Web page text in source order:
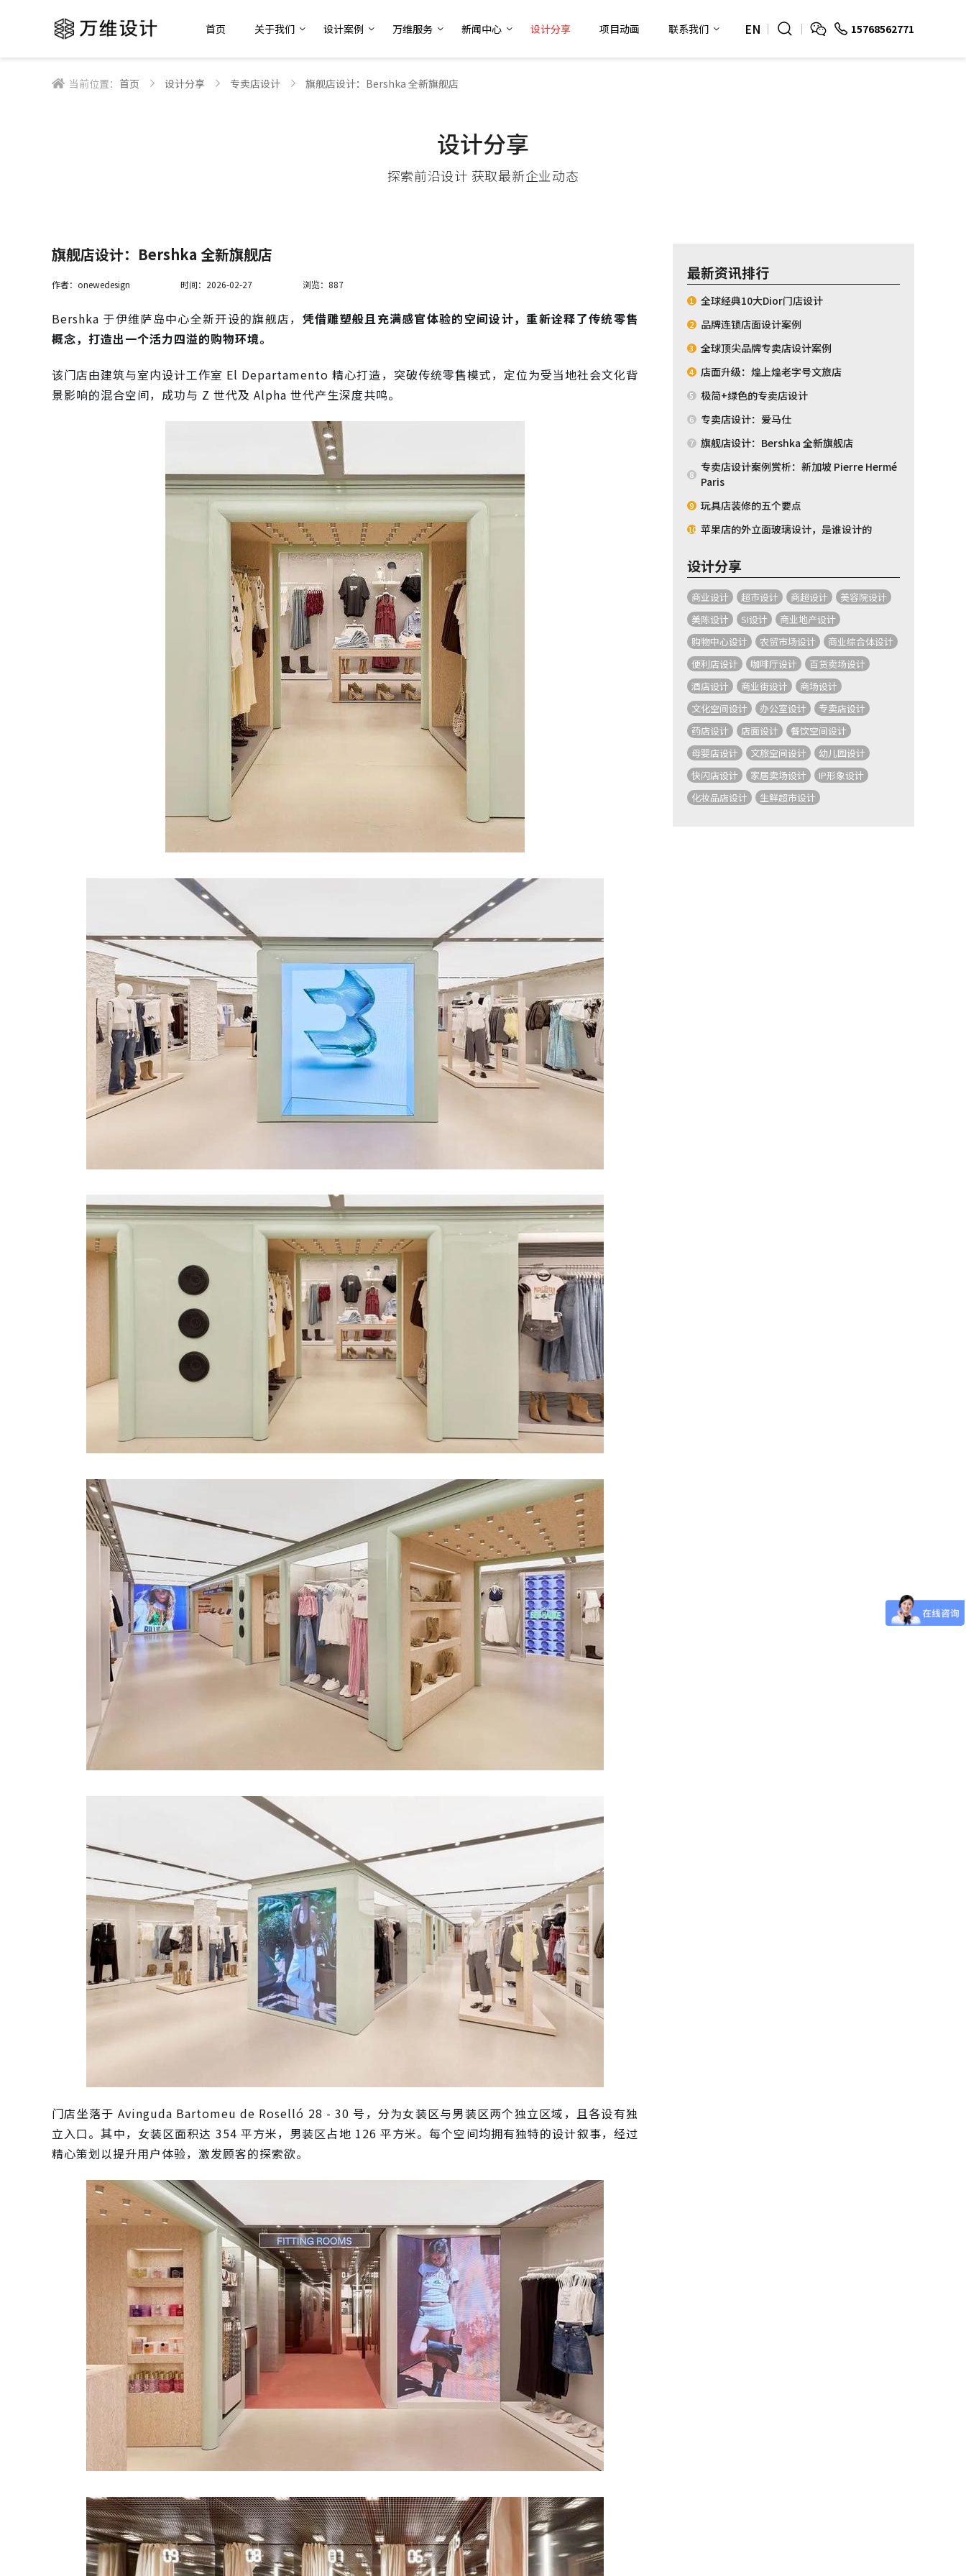
15768562771
EN
首页 关于我们 设计案例 万维服务 新闻中心 设计分享 项目动画 联系我们
当前位置： 首页 设计分享 专卖店设计 旗舰店设计：Bershka 全新旗舰店
设计分享
探索前沿设计 获取最新企业动态
旗舰店设计：Bershka 全新旗舰店
作者：onewedesign 时间：2026-02-27 浏览：887
Bershka 于伊维萨岛中心全新开设的旗舰店， 凭借雕塑般且充满感官体验的空间设计，重新诠释了传统零售
概念，打造出一个活力四溢的购物环境。
该门店由建筑与室内设计工作室 El Departamento 精心打造，突破传统零售模式，定位为受当地社会文化背
景影响的混合空间，成功与 Z 世代及 Alpha 世代产生深度共鸣。
门店坐落于 Avinguda Bartomeu de Roselló 28 - 30 号，分为女装区与男装区两个独立区域，且各设有独
立入口。其中，女装区面积达 354 平方米，男装区占地 126 平方米。每个空间均拥有独特的设计叙事，经过
精心策划以提升用户体验，激发顾客的探索欲。
最新资讯排行
1 全球经典10大Dior门店设计
2 品牌连锁店面设计案例
3 全球顶尖品牌专卖店设计案例
4 店面升级：煌上煌老字号文旅店
5 极简+绿色的专卖店设计
6 专卖店设计：爱马仕
7 旗舰店设计：Bershka 全新旗舰店
8
专卖店设计案例赏析：新加坡 Pierre Hermé
Paris
9 玩具店装修的五个要点
10 苹果店的外立面玻璃设计，是谁设计的
设计分享
商业设计 超市设计 商超设计
美容院设计
美陈设计
SI设计
商业地产设计
购物中心设计
农贸市场设计
商业综合体设计
便利店设计
咖啡厅设计
百货卖场设计
酒店设计
商业街设计
商场设计
文化空间设计
办公室设计
专卖店设计
药店设计
店面设计
餐饮空间设计
母婴店设计
文旅空间设计
幼儿园设计
快闪店设计
家居卖场设计
IP形象设计
化妆品店设计
生鲜超市设计